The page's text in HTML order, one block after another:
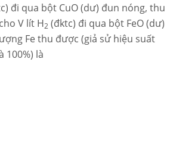
đi qua bột CuO (dư) đun nóng, thu
V lít H2 (đktc) đi qua bột FeO (dư)
Fe thu được (giả sử hiệu suất
100%) là